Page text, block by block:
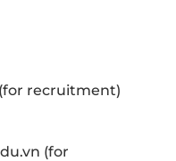
(for recruitment)
(for